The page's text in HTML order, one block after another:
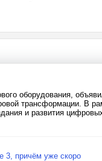
оборудования,
трансформации. В
и развития
3, причём уже скоро